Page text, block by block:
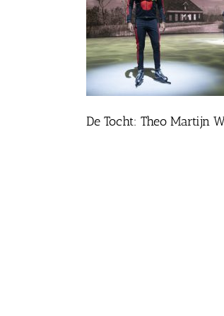
De Tocht: Theo Martijn